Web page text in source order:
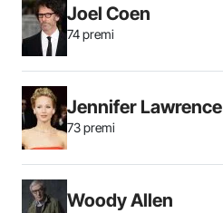
Joel Coen
74 premi
Jennifer Lawrence
73 premi
Woody Allen